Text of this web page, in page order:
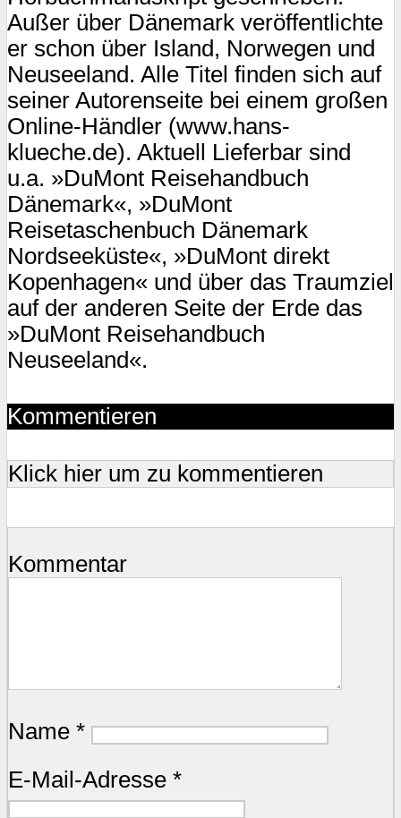
Außer über Dänemark veröffentlichte
er schon über Island, Norwegen und
Neuseeland. Alle Titel finden sich auf
seiner Autorenseite bei einem großen
Online-Händler (www.hans-
klueche.de). Aktuell Lieferbar sind
u.a. »DuMont Reisehandbuch
Dänemark«, »DuMont
Reisetaschenbuch Dänemark
Nordseeküste«, »DuMont direkt
Kopenhagen« und über das Traumziel
auf der anderen Seite der Erde das
»DuMont Reisehandbuch
Neuseeland«.
Kommentieren
Klick hier um zu kommentieren
Kommentar
Name *
E-Mail-Adresse *